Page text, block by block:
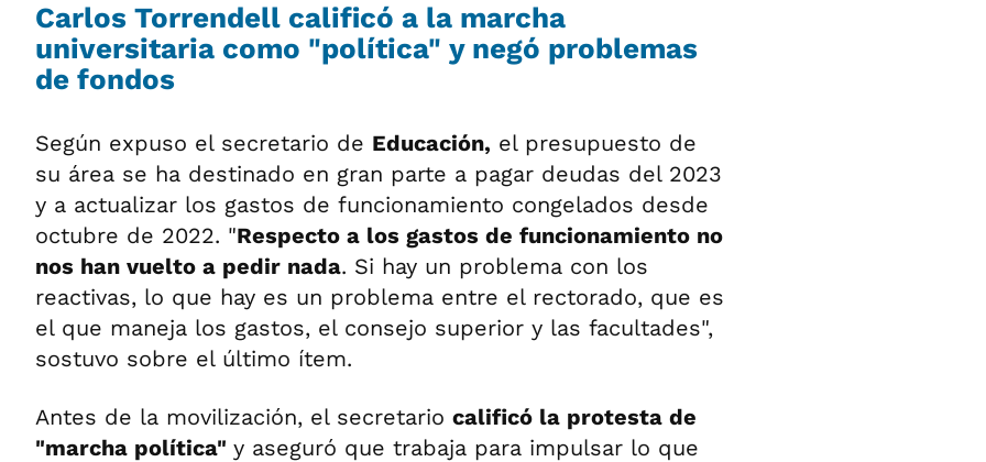
Carlos Torrendell calificó a la marcha
universitaria como "política" y negó problemas
de fondos
Según expuso el secretario de Educación, el presupuesto de
su área se ha destinado en gran parte a pagar deudas del 2023
y a actualizar los gastos de funcionamiento congelados desde
octubre de 2022. "Respecto a los gastos de funcionamiento no
nos han vuelto a pedir nada. Si hay un problema con los
reactivas, lo que hay es un problema entre el rectorado, que es
el que maneja los gastos, el consejo superior y las facultades",
sostuvo sobre el último ítem.
Antes de la movilización, el secretario calificó la protesta de
"marcha política" y aseguró que trabaja para impulsar lo que